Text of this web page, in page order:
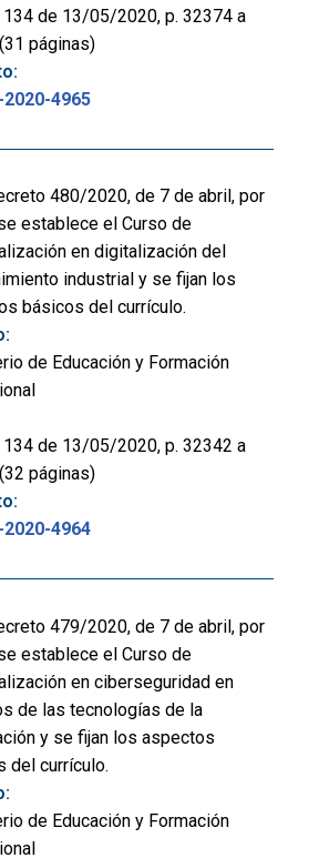
134 de 13/05/2020, p. 32374 a
páginas)
2020-4965
480/2020, de 7 de abril, por
establece el Curso de
en digitalización del
industrial y se fijan los
básicos del currículo.
de Educación y Formación
134 de 13/05/2020, p. 32342 a
páginas)
2020-4964
479/2020, de 7 de abril, por
establece el Curso de
en ciberseguridad en
de las tecnologías de la
y se fijan los aspectos
del currículo.
de Educación y Formación